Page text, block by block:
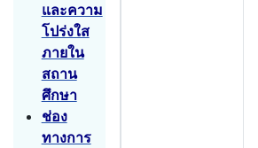
และความ
โปร่งใส
ภายใน
สถาน
ศึกษา
ช่อง
ทางการ